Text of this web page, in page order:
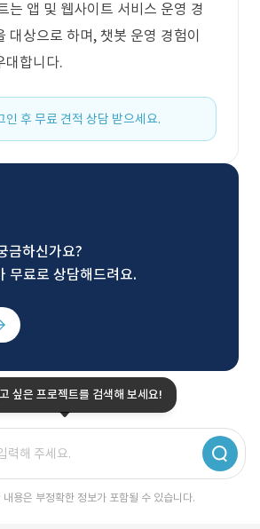
는 앱 및 웹사이트 서비스 운영 경
대상으로 하며, 챗봇 운영 경험이
대합니다.
인 후 무료 견적 상담 받으세요.
금하신가요?
무료로 상담해드려요.
싶은 프로젝트를 검색해 보세요!
용은 부정확한 정보가 포함될 수 있습니다.